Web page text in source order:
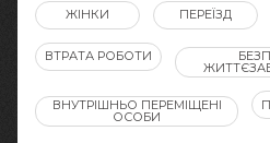
ЖІНКИ ПЕРЕЇЗД
ВТРАТА РОБОТИ
ВНУТРІШНЬО ПЕРЕМІЩЕНІ
ОСОБИ